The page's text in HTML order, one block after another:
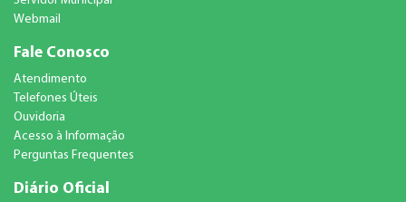
Webmail
Fale Conosco
Atendimento
Telefones Úteis
Ouvidoria
Acesso à Informação
Perguntas Frequentes
Diário Oficial